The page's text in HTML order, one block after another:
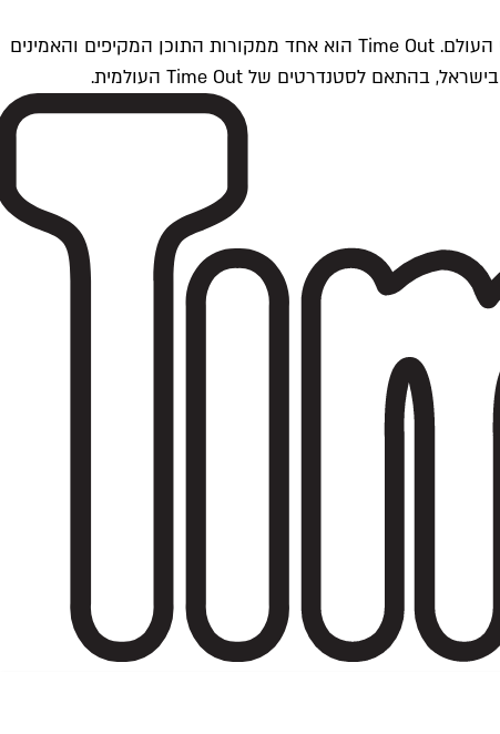
Time Outתל אביב הוא חלק מרשת Time Out Global — רשת מדיה בינלאומית הפועלת ב-360 ערים מרכזיות וב-60 מדינות ברחבי העולם. Time Out הוא אחד ממקורות התוכן המקיפים והאמינים